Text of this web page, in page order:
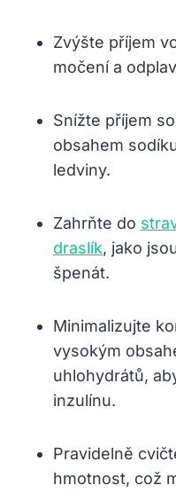
Zvýšte příjem
močení a
Snížte příjem
obsahem
ledviny.
Zahrňte do
draslík, jako
špenát.
Minimalizujte
vysokým
uhlohydrátů,
inzulínu.
Pravidelně
hmotnost, což